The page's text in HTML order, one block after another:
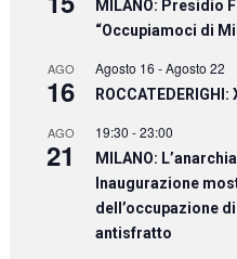
MILANO: Presidio
“Occupiamoci di
AGO
16
Agosto 16 -Agosto 22
AGO
21
19:30 -23:00
MILANO:
Inaugurazione
dell’occupazione
antisfratto